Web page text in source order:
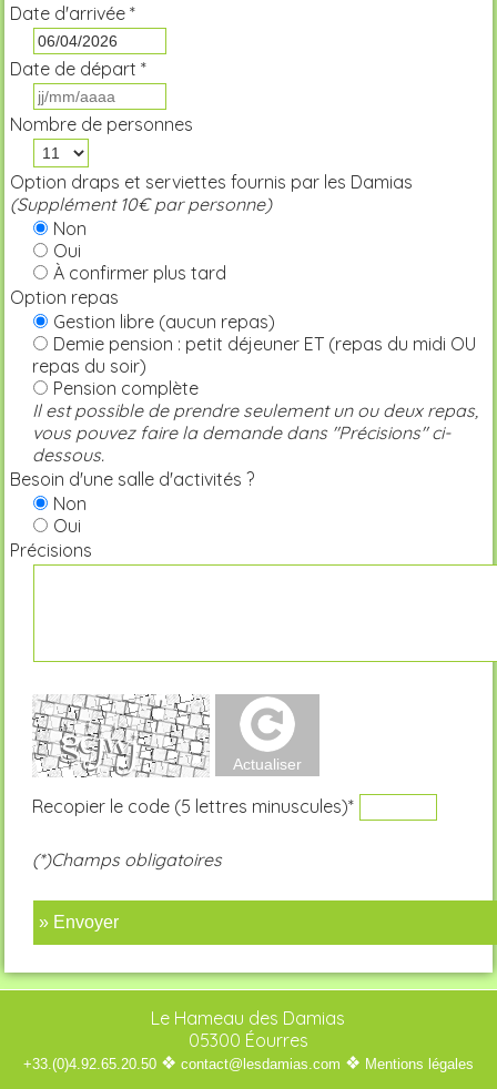
Date d'arrivée *
Date de départ *
Nombre de personnes
Option draps et serviettes fournis par les Damias
(Supplément 10€ par personne)
Non
Oui
À confirmer plus tard
Option repas
Gestion libre (aucun repas)
Demie pension : petit déjeuner ET (repas du midi OU
repas du soir)
Pension complète
Il est possible de prendre seulement un ou deux repas,
vous pouvez faire la demande dans "Précisions" ci-
dessous.
Besoin d'une salle d'activités ?
Non
Oui
Précisions
Recopier le code (5 lettres minuscules)*
(*)Champs obligatoires
» Envoyer
Le Hameau des Damias
05300 Éourres
+33.(0)4.92.65.20.50 ❖ contact@lesdamias.com ❖ Mentions légales